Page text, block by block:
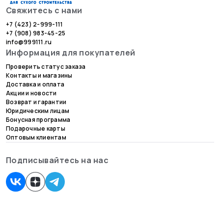
Свяжитесь с нами
+7 (423) 2-999-111
+7 (908) 983-45-25
info@999111.ru
Информация для покупателей
Проверить статус заказа
Контакты и магазины
Доставка и оплата
Акции и новости
Возврат и гарантии
Юридическим лицам
Бонусная программа
Подарочные карты
Оптовым клиентам
Подписывайтесь на нас